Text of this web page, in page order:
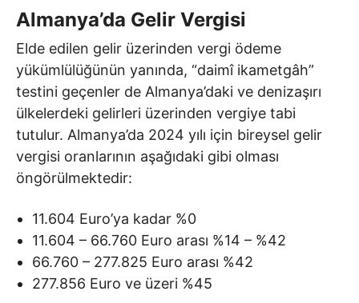
Almanya’da Gelir Vergisi
Elde edilen gelir üzerinden vergi ödeme
yükümlülüğünün yanında, “daimî ikametgâh”
testini geçenler de Almanya’daki ve denizaşırı
ülkelerdeki gelirleri üzerinden vergiye tabi
tutulur. Almanya’da 2024 yılı için bireysel gelir
vergisi oranlarının aşağıdaki gibi olması
öngörülmektedir:
11.604 Euro’ya kadar %0
11.604 – 66.760 Euro arası %14 – %42
66.760 – 277.825 Euro arası %42
277.856 Euro ve üzeri %45